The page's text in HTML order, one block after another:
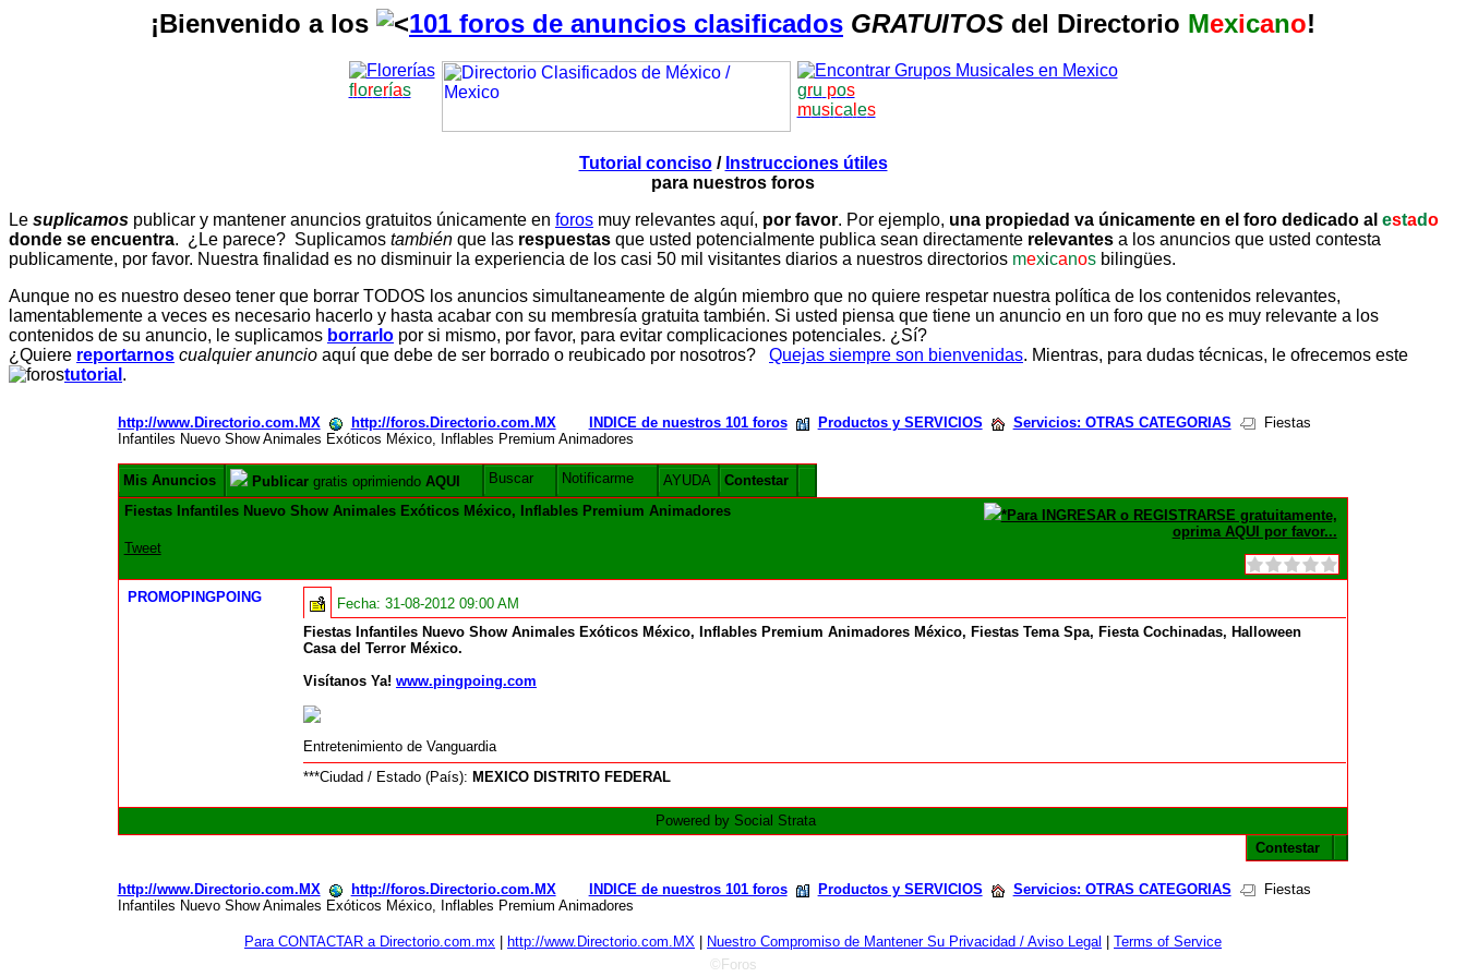
¡Bienvenido a los 101 foros de anuncios clasificados GRATUITOS del Directorio Mexicano!
florerías gru pos
musica es
Tutorial conciso/ Instrucciones útiles
para nuestros foros
Le suplicamos publicar y mantener anuncios gratuitos únicamente en foros muy relevantes aquí, por favor. Por ejemplo, una propiedad va únicamente en el foro dedicado al estado
donde se encuentra. ¿Le parece? Suplicamos también que las respuestas que usted potencialmente publica sean directamente relevantes a los anuncios que usted contesta
publicamente, por favor. Nuestra finalidad es no disminuir la experiencia de los casi 50 mil visitantes diarios a nuestros directorios mexicanos bilingües.
Aunque no es nuestro deseo tener que borrar TODOS los anuncios simultaneamente de algún miembro que no quiere respetar nuestra política de los contenidos relevantes,
lamentablemente a veces es necesario hacerlo y hasta acabar con su membresía gratuita también. Si usted piensa que tiene un anuncio en un foro que no es muy relevante a los
contenidos de su anuncio, le suplicamos borrarlo por si mismo, por favor, para evitar complicaciones potenciales. ¿Sí?
¿Quiere reportarnos cualquier anuncio aquí que debe de ser borrado o reubicado por nosotros? Quejas siempre son bienvenidas. Mientras, para dudas técnicas, le ofrecemos este
tutorial .
http://www.Directorio.com.MX http://foros.Directorio.com.MX INDICE de nuestros 101 foros Productos y SERVICIOS Servicios: OTRAS CATEGORIAS
Fiestas
Infantiles Nuevo Show Animales Exóticos México, Inflables Premium Animadores
Mis Anuncios Publicargratis oprimiendo AQUI Buscar Notificarme AYUDA
Contestar
Fiestas Infantiles Nuevo Show Animales Exóticos México, Inflables Premium Animadores
Tweet
*Para INGRESAR o REGISTRARSE gratuitamente,
oprima AQUI por favor...
PROMOPINGPOING Fecha: 31-08-2012 09:00 AM
Fiestas Infantiles Nuevo Show Animales Exóticos México, Inflables Premium Animadores México, Fiestas Tema Spa, Fiesta Cochinadas, Halloween
Casa del Terror México.
Visítanos Ya! www.pingpoing.com
Entretenimiento de Vanguardia
***Ciudad / Estado (País): MEXICO DISTRITO FEDERAL
Powered by Social Strata
Contestar
http://www.Directorio.com.MX http://foros.Directorio.com.MX INDICE de nuestros 101 foros Productos y SERVICIOS Servicios: OTRAS CATEGORIAS
Fiestas
Infantiles Nuevo Show Animales Exóticos México, Inflables Premium Animadores
Para CONTACTAR a Directorio.com.mx http://www.Directorio.com.MX Nuestro Compromiso de Mantener Su Privacidad / Aviso Legal
Terms of Service
©Foros